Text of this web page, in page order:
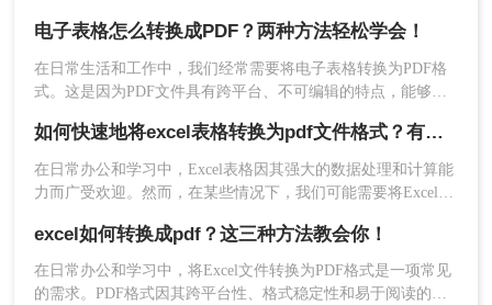
4、转换完成，点击打开即可。
注意：根据需要选择合适的付费方案，避免不必要
的费用支出。
方法三：使用在线转换工具
在线转换工，无需安装软件即可在浏览器中完成电
子表格到PDF的转换。这些工具通常提供免费的基
础服务，并支持多种文件格式和批量转换。
文将为您详细介绍Excel转PDF的方法，帮助您轻松实现数据的
安全分享与打印，提升工作效率。
电子表格怎么转换成PDF？两种方法轻松学会！
在日常生活和工作中，我们经常需要将电子表格转换为PDF格
式。这是因为PDF文件具有跨平台、不可编辑的特点，能够确
PDF吗？很多人都不知道怎么转换，所以小编今天就来给大家
分享一下转换方法。
如何快速地将excel表格转换为pdf文件格式？有这三种方法可以快速转换！
在日常办公和学习中，Excel表格因其强大的数据处理和计算能
力而广受欢迎。然而，在某些情况下，我们可能需要将Excel表
PDF文件具有跨平台兼容性好、格式固定不易被篡改等优点，
非常适合用于这些场景。那么如何快速地将excel表格转换为pdf
文件格式呢？本文将介绍几种快速将Excel表格转换为PDF文件
excel如何转换成pdf？这三种方法教会你！
在日常办公和学习中，将Excel文件转换为PDF格式是一项常见
的需求。PDF格式因其跨平台性、格式稳定性和易于阅读的特